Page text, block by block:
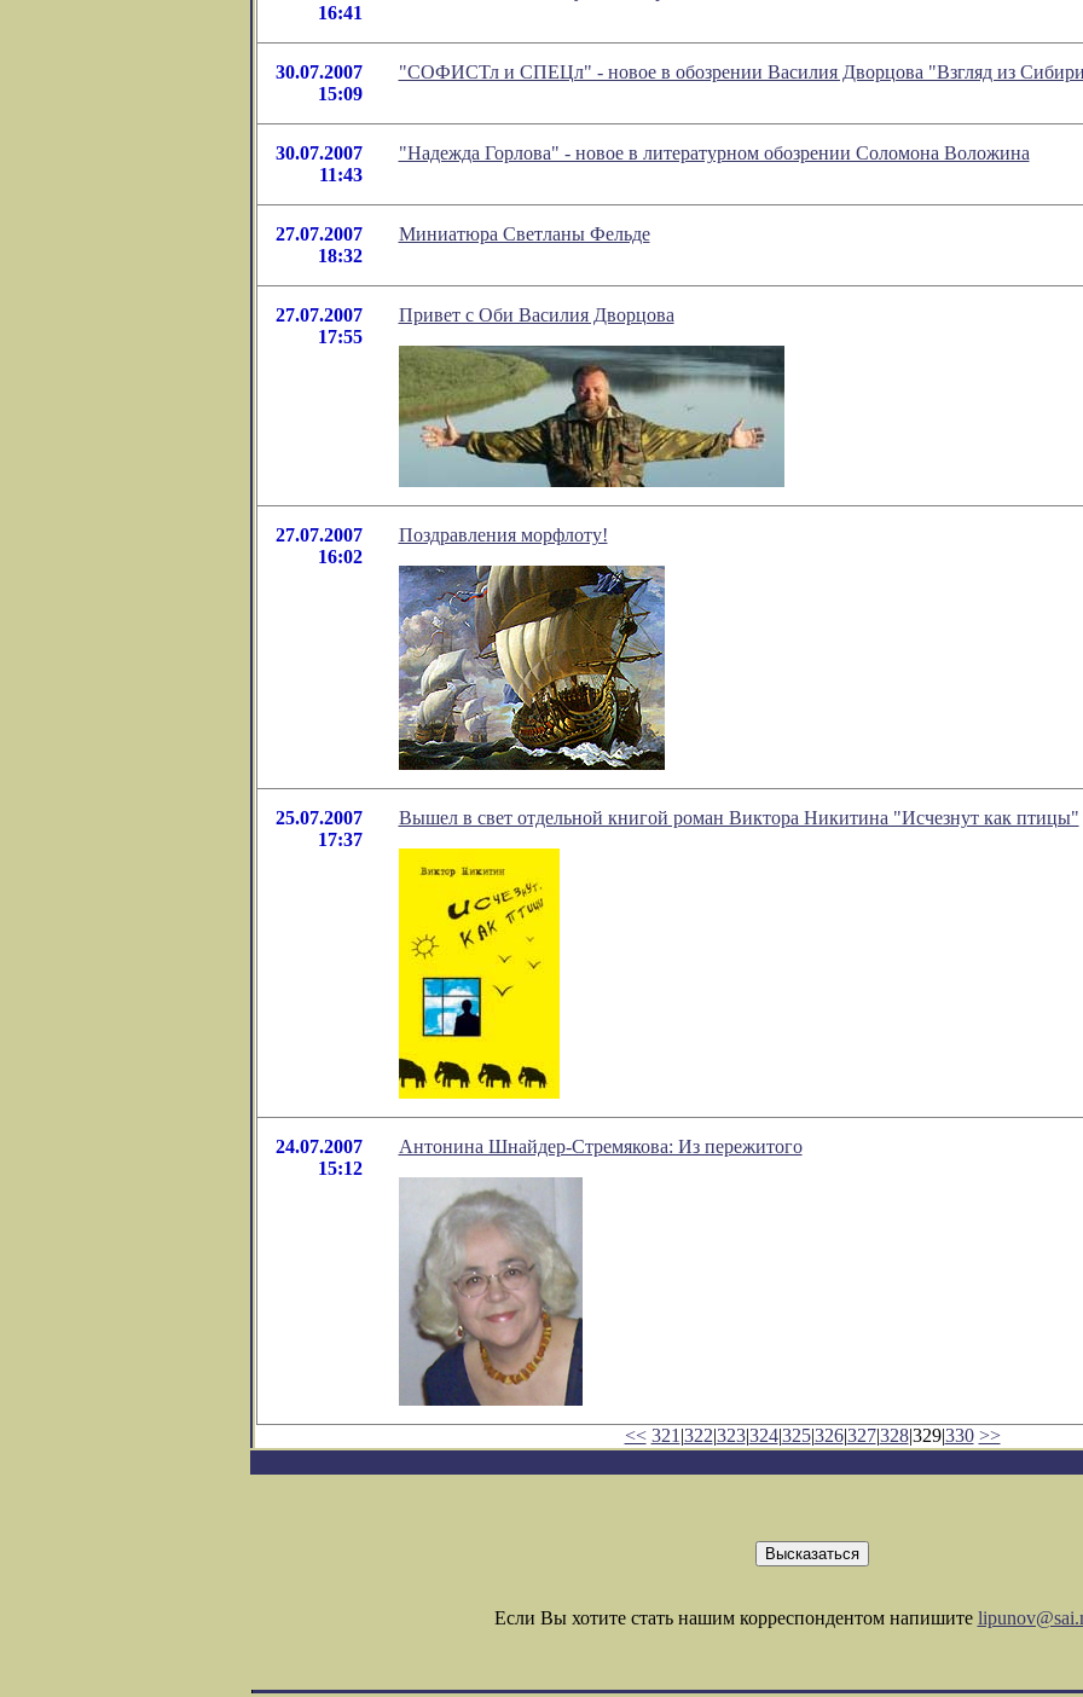
16:41
30.07.2007
15:09
"СОФИСТл и СПЕЦл" - новое в обозрении Василия Дворцова "Взгляд из
30.07.2007
11:43
"Надежда Горлова" - новое в литературном обозрении Соломона Воложина
27.07.2007
18:32
Миниатюра Светланы Фельде
27.07.2007
17:55
Привет с Оби Василия Дворцова
27.07.2007
16:02
Поздравления морфлоту!
25.07.2007
17:37
Вышел в свет отдельной книгой роман Виктора Никитина "Исчезнут как птицы"
24.07.2007
15:12
Антонина Шнайдер-Стремякова: Из пережитого
<< 321 |322|323|324|325|326|327|328|329|330 >>
Если Вы хотите стать нашим корреспондентом напишите